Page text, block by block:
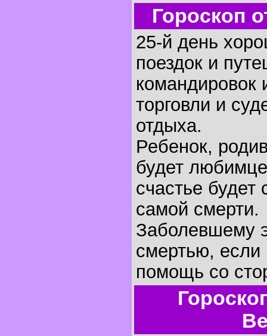
Гороскоп
25-й день
поездок и
командировок
торговли и
отдыха.
Ребенок,
будет
счастье будет
самой смерти.
Заболевшему
смертью, если
помощь со